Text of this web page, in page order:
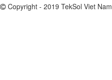
Copyright - 2019 TekSol Viet Nam